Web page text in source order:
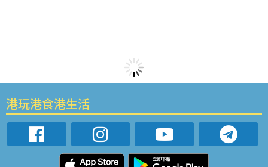
港玩港食港生活